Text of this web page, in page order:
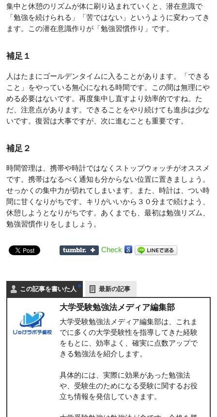
集中と休憩のリズムが体に刷り込まれていくと、潜在意識で
「勉強を続けられる」「苦ではない」というように変わってき
ます。この潜在意識作りが「勉強習慣作り」です。
補足１
人はたまにゴールデンタイムに入ることがあります。「できる
こと」をやっている無心になれる時間です。この間は無理にや
める必要はないです。再度集中し直すより効率的ですね。た
だ、注意点があります。できることをやり続けても進歩は少な
いです。復習は大事ですが、次に進むことも重要です。
補足２
時間管理は、携帯や時計ではなくストップウォッチがオススメ
です。携帯はなるべく通知も分からない位置に置きましょう。
せっかくの集中力が切れてしまいます。また、時計は、つい時
間に甘くなりがちです。キリがいいから３０分まで続けよう、
休憩しようとなりがちです。あくまでも、最初は勉強リズム、
勉強習慣作りをしましょう。
Check
この記事を書いた人 最新の記事
大学受験勉強法メディア編集部
大学受験勉強法メディア編集部は、これま
でに多くの大学受験性を指導してきた経験
をもとに、効率よく、確実に点数アップで
きる勉強法を紹介します。
具体的には、実際に効果があった勉強法
や、受験生のためになる受験に関するお役
立ち情報を発信していきます。